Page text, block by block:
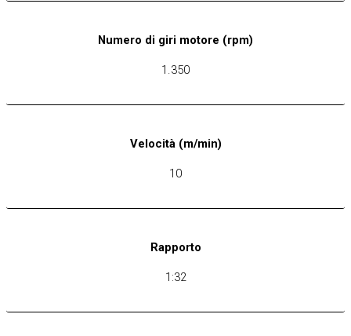
Numero di giri motore (rpm)
1.350
Velocità (m/min)
10
Rapporto
1:32